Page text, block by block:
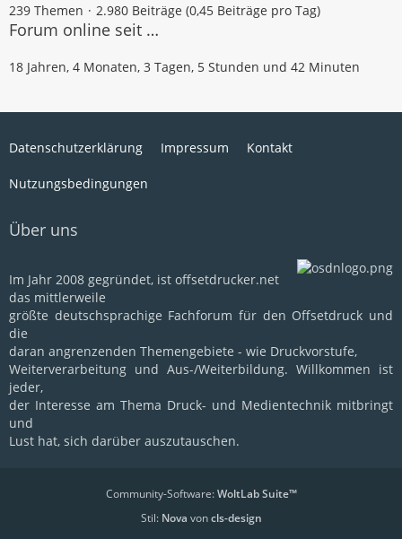
239 Themen 2.980 Beiträge (0,45 Beiträge pro Tag)
Forum online seit …
18 Jahren, 4 Monaten, 3 Tagen, 5 Stunden und 42 Minuten
Datenschutzerklärung Impressum Kontakt
Nutzungsbedingungen
Über uns
Im Jahr 2008 gegründet, ist offsetdrucker.net
das mittlerweile
größte deutschsprachige Fachforum für den Offsetdruck und
die
daran angrenzenden Themengebiete - wie Druckvorstufe,
Weiterverarbeitung und Aus-/Weiterbildung. Willkommen ist
jeder,
der Interesse am Thema Druck- und Medientechnik mitbringt
und
Lust hat, sich darüber auszutauschen.
Community-Software:WoltLab Suite™
Stil: Nova voncls-design